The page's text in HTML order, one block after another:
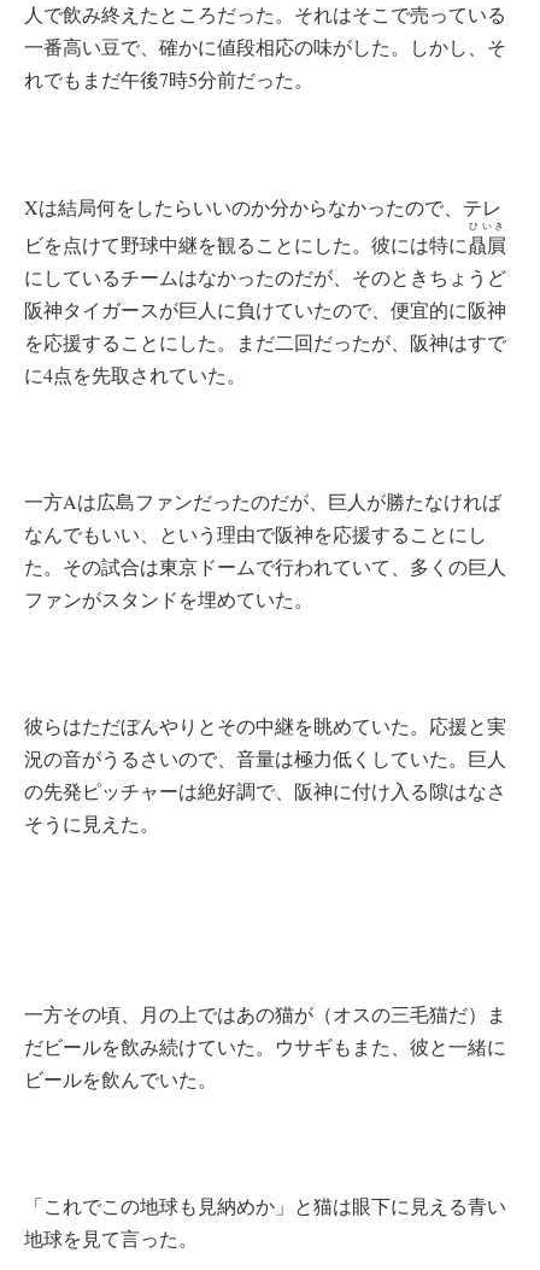
人で飲み終えたところだった。それはそこで売っている
一番高い豆で、確かに値段相応の味がした。しかし、そ
れでもまだ午後7時5分前だった。
Xは結局何をしたらいいのか分からなかったので、テレ
ビを点けて野球中継を観ることにした。彼には特に贔屓
ひいき
にしているチームはなかったのだが、そのときちょうど
阪神タイガースが巨人に負けていたので、便宜的に阪神
を応援することにした。まだ二回だったが、阪神はすで
に4点を先取されていた。
一方Aは広島ファンだったのだが、巨人が勝たなければ
なんでもいい、という理由で阪神を応援することにし
た。その試合は東京ドームで行われていて、多くの巨人
ファンがスタンドを埋めていた。
彼らはただぼんやりとその中継を眺めていた。応援と実
況の音がうるさいので、音量は極力低くしていた。巨人
の先発ピッチャーは絶好調で、阪神に付け入る隙はなさ
そうに見えた。
一方その頃、月の上ではあの猫が（オスの三毛猫だ）ま
だビールを飲み続けていた。ウサギもまた、彼と一緒に
ビールを飲んでいた。
「これでこの地球も見納めか」と猫は眼下に見える青い
地球を見て言った。